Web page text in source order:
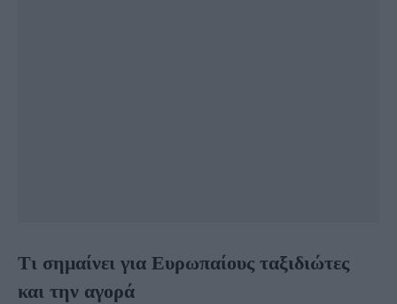
Τι σημαίνει για Ευρωπαίους ταξιδιώτες
και την αγορά